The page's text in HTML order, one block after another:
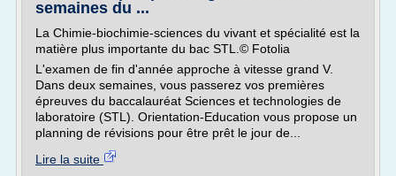
semaines du ...
La Chimie-biochimie-sciences du vivant et spécialité est la
matière plus importante du bac STL.© Fotolia
L'examen de fin d'année approche à vitesse grand V.
Dans deux semaines, vous passerez vos premières
épreuves du baccalauréat Sciences et technologies de
laboratoire (STL). Orientation-Education vous propose un
planning de révisions pour être prêt le jour de...
Lire la suite